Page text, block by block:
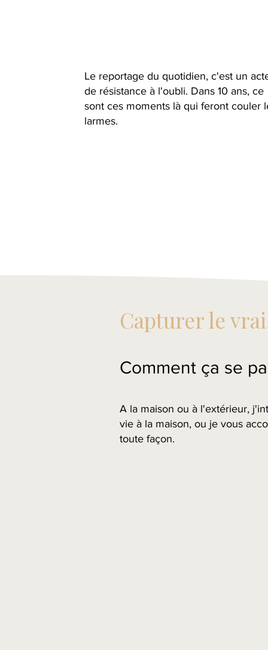
Le reportage du quotidien, c'est un
de résistance à l'oubli. Dans 10 ans, ce
sont ces moments là qui feront couler
larmes.
Capturer le
Comment ça se
A la maison ou à l'extérieur,
vie à la maison, ou je vous
toute façon.